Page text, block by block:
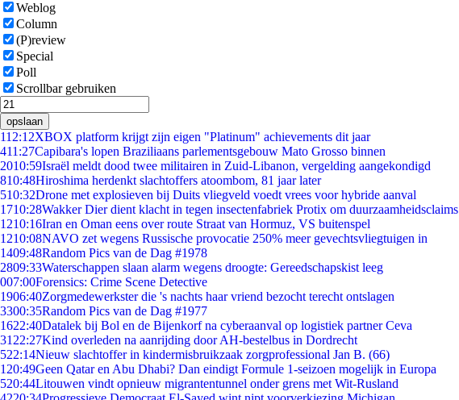
Weblog
Column
(P)review
Special
Poll
Scrollbar gebruiken
opslaan
112:12XBOX platform krijgt zijn eigen "Platinum" achievements dit jaar
411:27Capibara's lopen Braziliaans parlementsgebouw Mato Grosso binnen
2010:59Israël meldt dood twee militairen in Zuid-Libanon, vergelding aangekondigd
810:48Hiroshima herdenkt slachtoffers atoombom, 81 jaar later
510:32Drone met explosieven bij Duits vliegveld voedt vrees voor hybride aanval
1710:28Wakker Dier dient klacht in tegen insectenfabriek Protix om duurzaamheidsclaims
1210:16Iran en Oman eens over route Straat van Hormuz, VS buitenspel
1210:08NAVO zet wegens Russische provocatie 250% meer gevechtsvliegtuigen in
1409:48Random Pics van de Dag #1978
2809:33Waterschappen slaan alarm wegens droogte: Gereedschapskist leeg
007:00Forensics: Crime Scene Detective
1906:40Zorgmedewerkster die 's nachts haar vriend bezocht terecht ontslagen
3300:35Random Pics van de Dag #1977
1622:40Datalek bij Bol en de Bijenkorf na cyberaanval op logistiek partner Ceva
31 22:27Kind overleden na aanrijding door AH-bestelbus in Dordrecht
522:14Nieuw slachtoffer in kindermisbruikzaak zorgprofessional Jan B. (66)
1 20:49Geen Qatar en Abu Dhabi? Dan eindigt Formule 1-seizoen mogelijk in Europa
520:44Litouwen vindt opnieuw migrantentunnel onder grens met Wit-Rusland